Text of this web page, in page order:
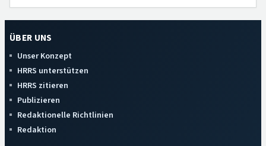
ÜBER UNS
Unser Konzept
HRRS unterstützen
HRRS zitieren
Publizieren
Redaktionelle Richtlinien
Redaktion